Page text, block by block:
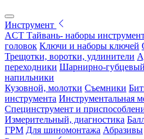
Инструмент
ACT Тайвань- наборы
головок Ключи и наборы ключей
Трещотки, воротки, удлинители
переходники Шарнирно-губцевый
напильники
Кузовной, молотки Съемники
инструмента Инструментальная
Специнструмент и
Измерительный, диагностика
ГРМ Для шиномонтажа Абразивы